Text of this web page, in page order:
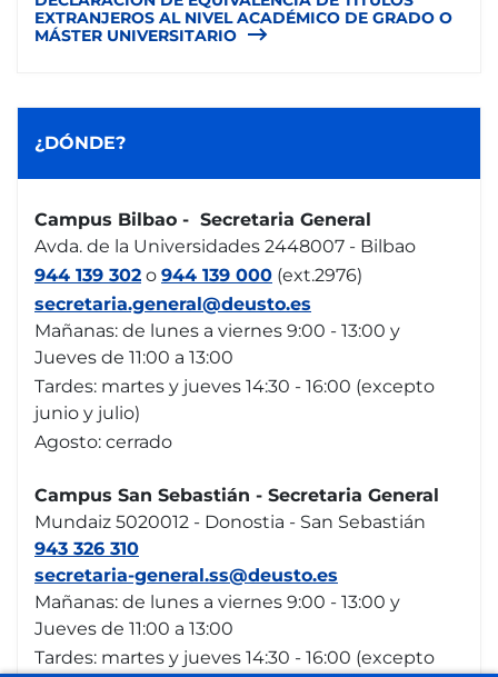
EXTRANJEROS AL NIVEL ACADÉMICO DE GRADO O
MÁSTER UNIVERSITARIO
¿DÓNDE?
Campus Bilbao - Secretaria General
Avda. de la Universidades 2448007 - Bilbao
944 139 302 o 944 139 000 (ext.2976)
secretaria.general@deusto.es
Mañanas: de lunes a viernes 9:00 - 13:00 y
Jueves de 11:00 a 13:00
Tardes: martes y jueves 14:30 - 16:00 (excepto
junio y julio)
Agosto: cerrado
Campus San Sebastián - Secretaria General
Mundaiz 5020012 - Donostia - San Sebastián
943 326 310
secretaria-general.ss@deusto.es
Mañanas: de lunes a viernes 9:00 - 13:00 y
Jueves de 11:00 a 13:00
Tardes: martes y jueves 14:30 - 16:00 (excepto